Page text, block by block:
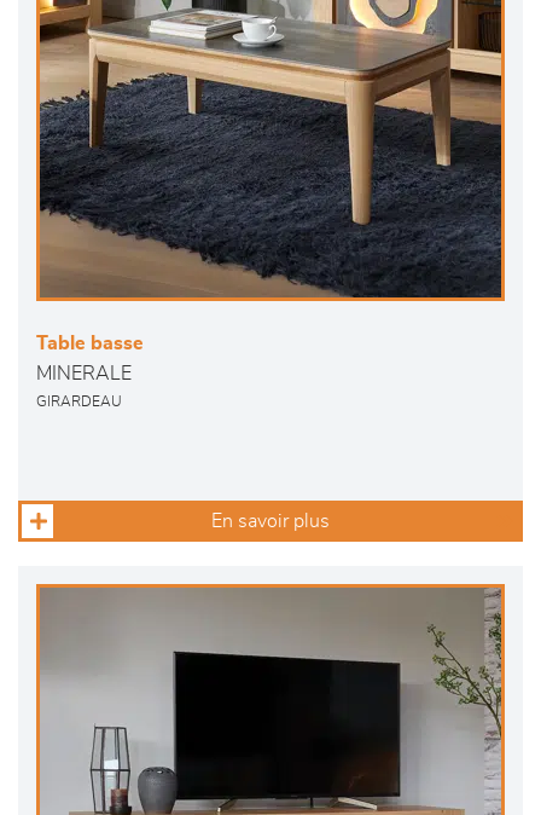
Table basse
MINERALE
GIRARDEAU
En savoir plus